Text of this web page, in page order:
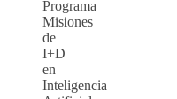
Programa
Misiones
de
I+D
en
Inteligencia